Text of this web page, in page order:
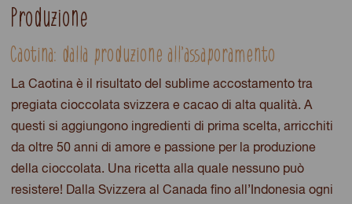
Produzione
Caotina: dalla produzione all’assaporamento
La Caotina è il risultato del sublime accostamento tra
pregiata cioccolata svizzera e cacao di alta qualità. A
questi si aggiungono ingredienti di prima scelta, arricchiti
da oltre 50 anni di amore e passione per la produzione
della cioccolata. Una ricetta alla quale nessuno può
resistere! Dalla Svizzera al Canada fino all’Indonesia ogni